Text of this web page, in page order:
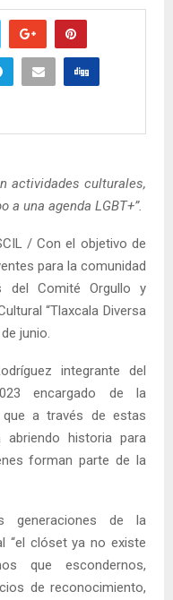
actividades culturales,
a una agenda LGBT+”.
/ Con el objetivo de
para la comunidad
del Comité Orgullo y
“Tlaxcala Diversa
junio.
integrante del
encargado de la
a través de estas
historia para
forman parte de la
generaciones de la
“el clóset ya no existe
que escondernos,
de reconocimiento,